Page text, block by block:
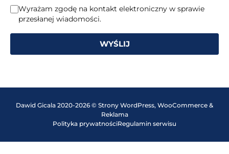
Wyrażam zgodę na kontakt elektroniczny w sprawie
przesłanej wiadomości.
WYŚLIJ
Dawid Gicala 2020-2026 © Strony WordPress, WooCommerce &
Reklama
Polityka prywatnościRegulamin serwisu